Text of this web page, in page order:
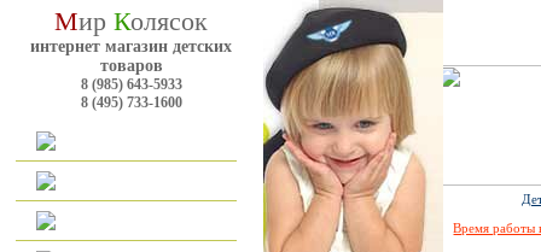
Мир Колясок
интернет магазин детских
товаров
8 (985) 643-5933
8 (495) 733-1600
Время работы